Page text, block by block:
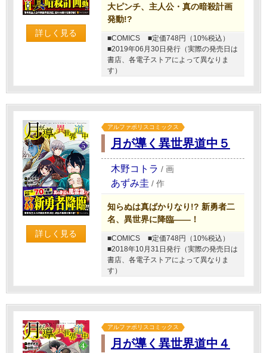
詳しく見る
大ピンチ、主人公・真の暗殺計画
発動!?
■COMICS
■定価748円（10%税込）
■2019年06月30日発行（実際の発売日は
書店、各電子ストアによって異なりま
す）
詳しく見る
アルファポリスコミックス
月が導く異世界道中５
木野コトラ / 画
あずみ圭 / 作
知らぬは真ばかりなり!? 新勇者二
名、異世界に降臨――！
■COMICS
■定価748円（10%税込）
■2018年10月31日発行（実際の発売日は
書店、各電子ストアによって異なりま
す）
アルファポリスコミックス
月が導く異世界道中４